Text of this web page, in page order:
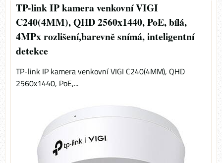
TP-link IP kamera venkovní VIGI
C240(4MM), QHD 2560x1440, PoE, bílá,
4MPx rozlišení,barevně snímá, inteligentní
detekce
TP-link IP kamera venkovní VIGI C240(4MM), QHD
2560x1440, PoE,...